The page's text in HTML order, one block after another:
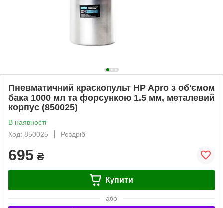
Пневматичний краскопульт HP Apro з об'ємом
бака 1000 мл та форсункою 1.5 мм, металевий
корпус (850025)
В наявності
Код: 850025
Роздріб
695 ₴
Купити
або